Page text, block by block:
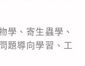
學、寄生蟲學、
題導向學習、工